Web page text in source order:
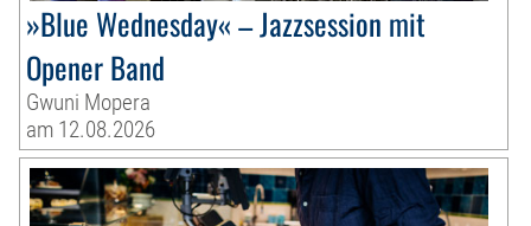
»Blue Wednesday« – Jazzsession mit
Opener Band
Gwuni Mopera
am 12.08.2026